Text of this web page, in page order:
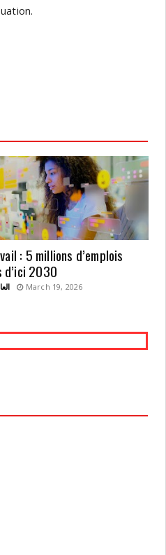
: 5 millions d’emplois
d’ici 2030
March 19, 2026